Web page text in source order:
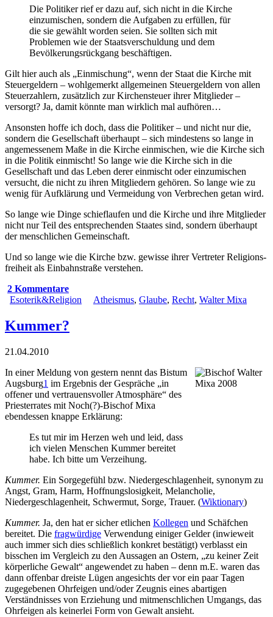
Die Politiker rief er dazu auf, sich nicht in die Kirche
einzumischen, sondern die Aufgaben zu erfüllen, für
die sie gewählt worden seien. Sie sollten sich mit
Problemen wie der Staats­verschuldung und dem
Bevölkerungs­rückgang beschäftigen.
Gilt hier auch als „Einmischung“, wenn der Staat die Kirche mit
Steuergeldern – wohlgemerkt allgemeinen Steuergeldern von allen
Steuerzahlern, zusätzlich zur Kirchensteuer ihrer Mitglieder –
versorgt? Ja, damit könnte man wirklich mal aufhören…
Ansonsten hoffe ich doch, dass die Politiker – und nicht nur die,
sondern die Gesellschaft überhaupt – sich mindestens so lange in
angemessenem Maße in die Kirche einmischen, wie die Kirche sich
in die Politik einmischt! So lange wie die Kirche sich in die
Gesellschaft und das Leben derer einmischt oder einzumischen
versucht, die nicht zu ihren Mitgliedern gehören. So lange wie zu
wenig für Aufklärung und Vermeidung von Verbrechen getan wird.
So lange wie Dinge schieflaufen und die Kirche und ihre Mitglieder
nicht nur Teil des entsprechenden Staates sind, sondern überhaupt
der menschlichen Gemeinschaft.
Und so lange wie die Kirche bzw. gewisse ihrer Vertreter Religions­
freiheit als Einbahn­straße verstehen.
2 Kommentare
Esoterik&Religion
Atheismus, Glaube, Recht, Walter Mixa
Kummer?
21.04.2010
In einerMeldung von gestern nennt das Bistum
Augsburg1 im Ergebnis der Gespräche „in
offener und vertrauensvoller Atmosphäre“ des
Priesterrates mit Noch(?)-Bischof Mixa
ebendessen knappe Erklärung:
Es tut mir im Herzen weh und leid, dass
ich vielen Menschen Kummer bereitet
habe. Ich bitte um Verzeihung.
Kummer. Ein Sorgegefühl bzw. Niedergeschlagenheit, synonym zu
Angst, Gram, Harm, Hoffnungslosigkeit, Melancholie,
Niedergeschlagenheit, Schwermut, Sorge, Trauer. (Wiktionary)
Kummer. Ja, den hat er sicher etlichen Kollegen und Schäfchen
bereitet. Die fragwürdige Verwendung einiger Gelder (inwieweit
auch immer sich dies schließlich konkret bestätigt) verblasst ein
bisschen im Vergleich zu den Aussagen an Ostern, „zu keiner Zeit
körperliche Gewalt“ angewendet zu haben – denn m.E. waren das
dann offenbar dreiste Lügen angesichts der vor ein paar Tagen
zugegebenen Ohrfeigen und/oder Zeugnis eines abartigen
Verständnisses von Erziehung und mitmenschlichen Umgangs, das
Ohrfeigen als keinerlei Form von Gewalt ansieht.